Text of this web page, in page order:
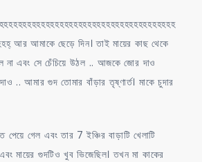
আর আমাকে ছেড়ে দিন। তাই মায়ের কাছ থেকে
না এবং সে চেঁচিয়ে উঠল .. আজকে জোর দাও
.. আমার গুদ তোমার বাঁড়ার তৃষ্ণার্ত। মাকে চুদার
পেয়ে গেল এবং তার 7 ইঞ্চির বাড়াটি খেলাটি
মায়ের গুদটিও খুব ভিজেছিল। তখন মা কাকের